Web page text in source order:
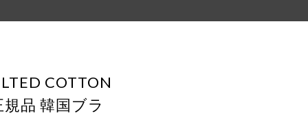
COTTON
品 韓国ブラ